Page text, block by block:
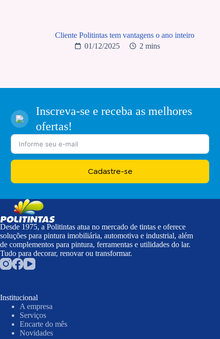
Cliente Politintas tem vantagens o ano inteiro
01/12/2025
2 mins
Inscreva-se e receba as melhores
ofertas!
Cadastre-se
Desde 1975, a Politintas atua no mercado de tintas e oferece
soluções para pintura imobiliária, automotiva e industrial, além
de complementos para pintura, ferramentas e utilidades do lar.
Tudo para decorar, renovar ou transformar.
Institucional
A empresa
Serviços
Encarte do mês
Novidades